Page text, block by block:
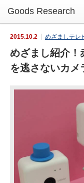
2015.10.2 めざましテレ
めざまし紹介！
を逃さないカメ